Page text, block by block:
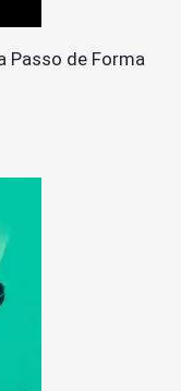
Passo de Forma